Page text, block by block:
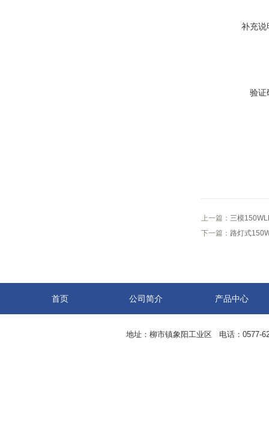
补充说
验证
上一篇： 三模
下一篇： 路灯式
首页 公司简介 产品中心
地址：柳市镇象阳工业区 电话：0577-